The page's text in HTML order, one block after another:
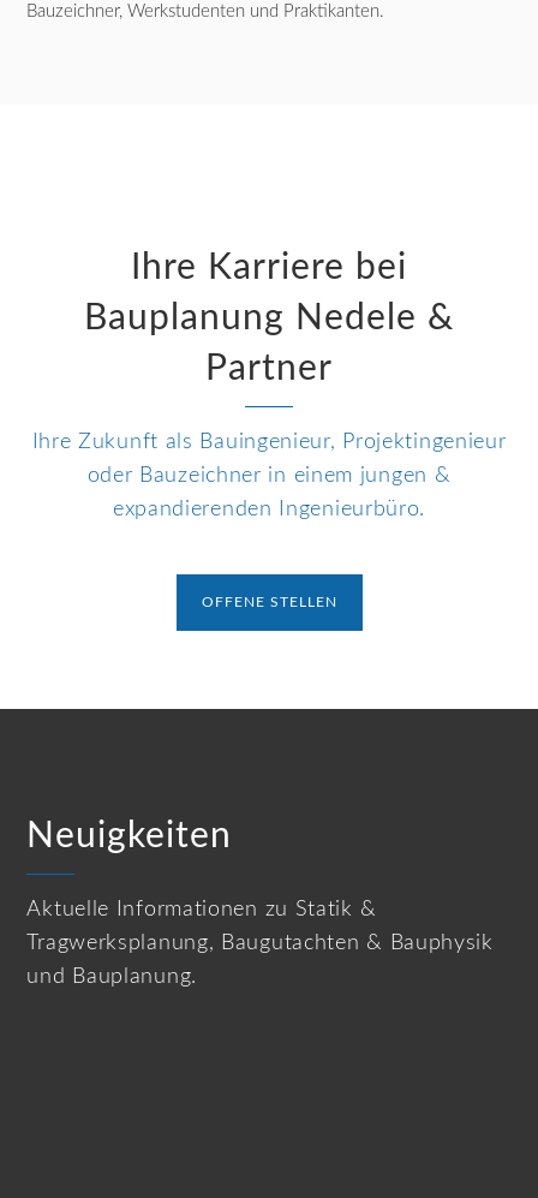
Bauzeichner, Werkstudenten und Praktikanten.
Ihre Karriere bei
Bauplanung Nedele &
Partner
Ihre Zukunft als Bauingenieur, Projektingenieur
oder Bauzeichner in einem jungen &
expandierenden Ingenieurbüro.
OFFENE STELLEN
Neuigkeiten
Aktuelle Informationen zu Statik &
Tragwerksplanung, Baugutachten & Bauphysik
und Bauplanung.